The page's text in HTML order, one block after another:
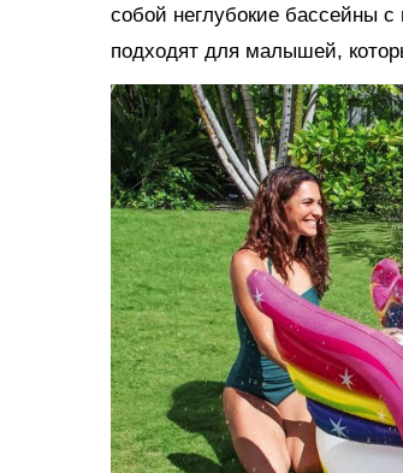
собой неглубокие бассейны
подходят для малышей,